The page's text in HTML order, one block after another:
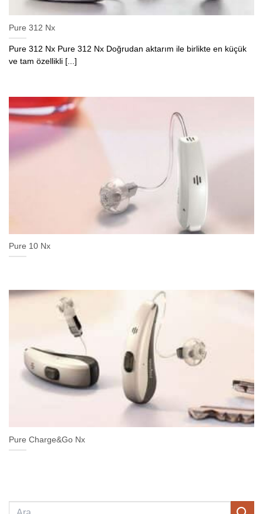
Pure 312 Nx
Pure 312 Nx Pure 312 Nx Doğrudan aktarım ile birlikte en küçük
ve tam özellikli [...]
Pure 10 Nx
Pure Charge&Go Nx